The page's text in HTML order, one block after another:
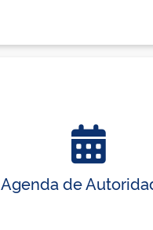
Agenda de